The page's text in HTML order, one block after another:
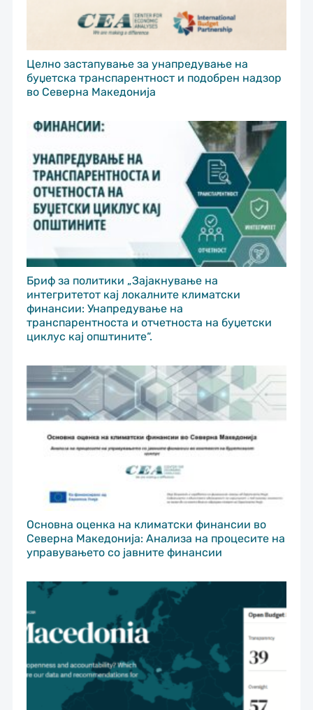
Целно застапување за унапредување на
буџетска транспарентност и подобрен надзор
во Северна Македонија
Бриф за политики „Зајакнување на
интегритетот кај локалните климатски
финансии: Унапредување на
транспарентноста и отчетноста на буџетски
циклус кај општините“.
Основна оценка на климатски финансии во
Северна Македонија: Анализа на процесите на
управувањето со јавните финансии